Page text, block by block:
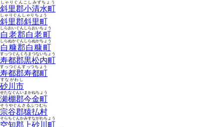
斜里郡小清水町
しゃりぐんこしみずちょう
斜里郡斜里町
しゃりぐんしゃりちょう
白老郡白老町
しらおいぐんしらおいちょう
白糠郡白糠町
しらぬかぐんしらぬかちょう
寿都郡黒松内町
すっつぐんくろまつないちょう
寿都郡寿都町
すっつぐんすっつちょう
砂川市
すながわし
瀬棚郡今金町
せたなぐんいまかねちょう
宗谷郡猿払村
そうやぐんさるふつむら
空知郡上砂川町
そらちぐんかみすながわちょう